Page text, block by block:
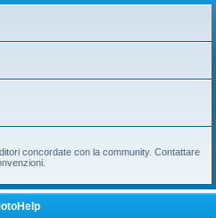
concordate con la community. Contattare